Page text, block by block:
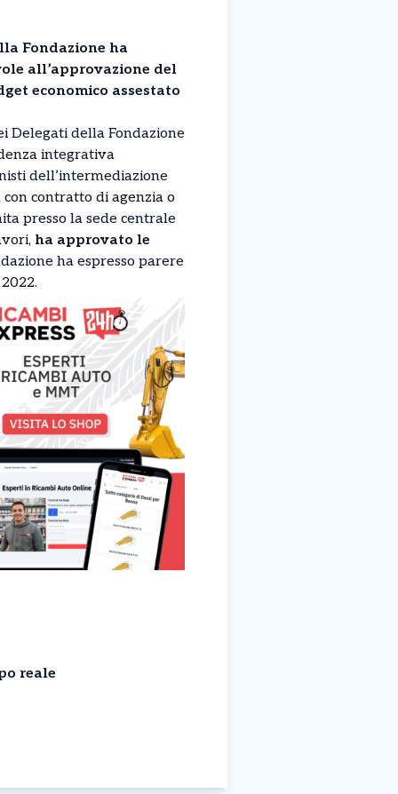
Fondazione ha
all’approvazione del
economico assestato
Delegati della Fondazione
integrativa
dell’intermediazione
contratto di agenzia o
presso la sede centrale
ha approvato le
ha espresso parere
reale